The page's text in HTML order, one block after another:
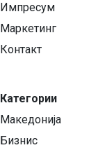
Импресум
Маркетинг
Контакт
Категории
Македонија
Бизнис